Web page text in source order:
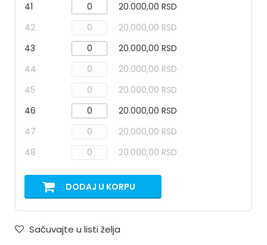
41
20.000,00 RSD
42
20.000,00 RSD
43
20.000,00 RSD
44
20.000,00 RSD
45
20.000,00 RSD
46
20.000,00 RSD
47
20.000,00 RSD
48
20.000,00 RSD
DODAJ U KORPU
Sačuvajte u listi želja